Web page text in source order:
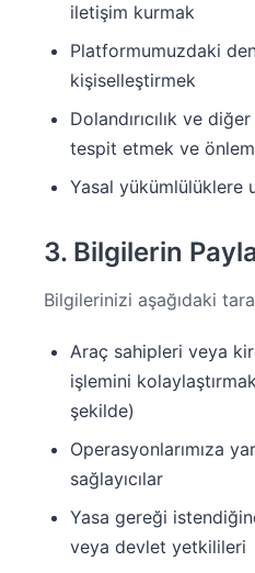
iletişim kurmak
Platformumuzdaki
kişiselleştirmek
Dolandırıcılık ve
tespit etmek ve
Yasal yükümlülüklere
3. Bilgilerin
Bilgilerinizi aşağıdaki
Araç sahipleri veya
işlemini
şekilde)
Operasyonlarımıza
sağlayıcılar
Yasa gereği
veya devlet yetkilileri